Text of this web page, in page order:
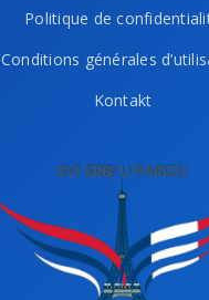
Politique de
Conditions générales
Kontakt